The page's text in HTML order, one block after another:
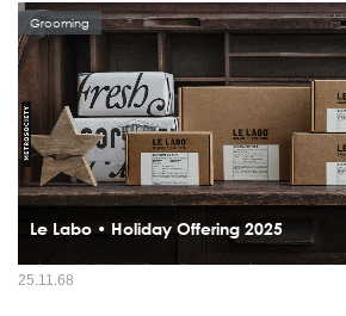
Le Labo • Holiday Offering 2025
เมื่อเทศกาลวันหยุดเริ่มต้นขึ้นอย่างเต็มที่ เลอ ลาโบ หวั
พื้นที่ที่คุณพบกับความสงบและได้พักใจ เราขอเชิญคุณแว
Grooming
25.11.68